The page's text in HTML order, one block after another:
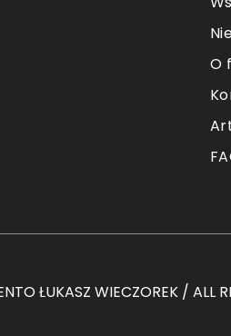
O
ŁUKASZ WIECZOREK / ALL